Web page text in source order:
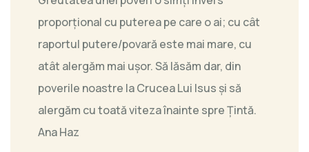
proporțional cu puterea pe care o ai; cu cât
raportul putere/povară este mai mare, cu
atât alergăm mai ușor. Să lăsăm dar, din
poverile noastre la Crucea Lui Isus și să
alergăm cu toată viteza înainte spre Țintă.
Ana Haz